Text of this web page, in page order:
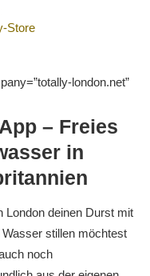
Store
london.net”
– Freies
in
London deinen Durst mit
stillen möchtest
noch